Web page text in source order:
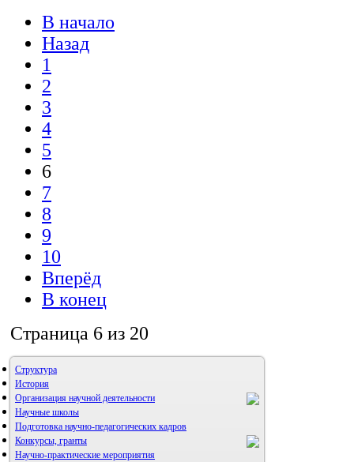
В начало
Назад
1
2
3
4
5
6
7
8
9
10
Вперёд
В конец
Страница 6 из 20
Структура
История
Организация научной деятельности
Научные школы
Подготовка научно-педагогических кадров
Конкурсы, гранты
Научно-практические мероприятия